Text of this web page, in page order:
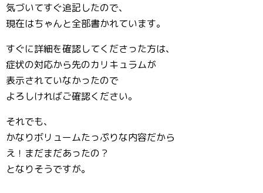
気づいてすぐ追記したので、
現在はちゃんと全部書かれています。
すぐに詳細を確認してくださった方は、
症状の対応から先のカリキュラムが
表示されていなかったので
よろしければご確認ください。
それでも、
かなりボリュームたっぷりな内容だから
え！まだまだあったの？
となりそうですが。